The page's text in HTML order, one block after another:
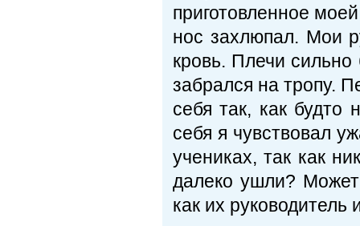
приготовленное
нос захлюпал. Мои
кровь. Плечи
забрался на тропу.
себя так, как
себя я чувствовал
учениках, так как
далеко ушли?
как их руководитель